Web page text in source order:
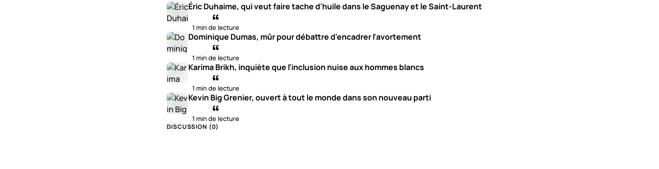
Éric Duhaime, qui veut faire tache d'huile dans le Saguenay et le Saint-Laurent
1 min de lecture
Dominique Dumas, mûr pour débattre d'encadrer l'avortement
1 min de lecture
Karima Brikh, inquiète que l'inclusion nuise aux hommes blancs
1 min de lecture
Kevin Big Grenier, ouvert à tout le monde dans son nouveau parti
1 min de lecture
DISCUSSION (0)